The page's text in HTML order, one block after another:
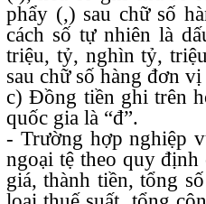
phẩy (,) sau chữ số
cách số tự nhiên là
triệu, tỷ, nghìn tỷ,
sau chữ số hàng đơn
c) Đồng tiền ghi trên
quốc gia là “đ”.
- Trường hợp nghiệp
ngoại tệ theo quy
giá, thành tiền, tổng